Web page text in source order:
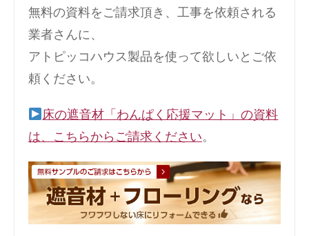
無料の資料をご請求頂き、工事を依頼される
業者さんに、
アトピッコハウス製品を使って欲しいとご依
頼ください。
床の遮音材「わんぱく応援マット」の資料
は、こちらからご請求ください。